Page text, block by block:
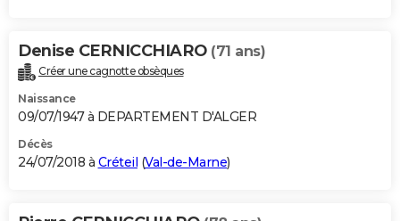
Denise CERNICCHIARO (71 ans)
Créer une cagnotte obsèques
Naissance
09/07/1947 à DEPARTEMENT D'ALGER
Décès
24/07/2018 à Créteil (Val-de-Marne)